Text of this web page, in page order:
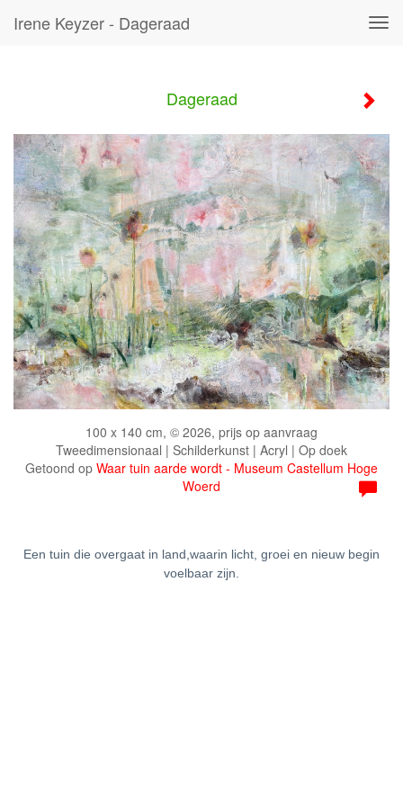
Irene Keyzer - Dageraad
Dageraad
100 x 140 cm, © 2026, prijs op aanvraag
Tweedimensionaal | Schilderkunst | Acryl | Op doek
Getoond op Waar tuin aarde wordt - Museum Castellum Hoge
Woerd
Een tuin die overgaat in land,waarin licht, groei en nieuw begin
voelbaar zijn.